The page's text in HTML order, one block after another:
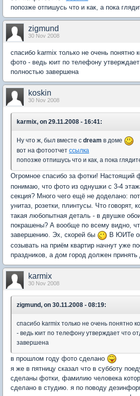
попозже отпишусь что и как, а пока
zigmund
30 Nov 2008
спасибо karmix только не очень понятно
фото - ведь юит по телефону утверждает
полностью завершена
koskin
30 Nov 2008
karmix, on 29.11.2008 - 16:41:
Ну что ж, был вместе с dream в доме
вот на фотоотчет ссылка
попозже отпишусь что и как, а пока
Огромное спасибо за фотки! Настоящий
понимаю, что фото из однушки с 3-4
секция? Много чего ещё не доделано:
унитаз, розетки, плинтусы. Что говорят,
такая любопытная деталь - в двушке
покрашены? А вообще по всему видно,
завершению. Эх, скорей бы
В ЮИТе
созывать на приём квартир начнут уже
праздников, а дом город должен принять
karmix
30 Nov 2008
zigmund, on 30.11.2008 - 08:19:
спасибо karmix только не очень понятно
- ведь юит по телефону утверждает что
завершена
в прошлом году фото сделано
я же в пятницу сказал что в субботу
сделаны фотки, фамилию человека
сделано в студию. я по поводу